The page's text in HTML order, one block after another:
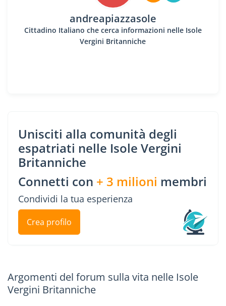
andreapiazzasole
Cittadino Italiano che cerca informazioni nelle Isole
Vergini Britanniche
Unisciti alla comunità degli
espatriati nelle Isole Vergini
Britanniche
Connetti con + 3 milioni membri
Condividi la tua esperienza
Crea profilo
Argomenti del forum sulla vita nelle Isole
Vergini Britanniche